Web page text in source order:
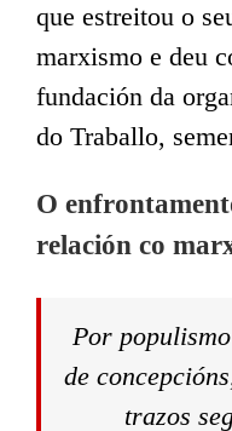
que estreitou o
marxismo e deu
fundación da
do Traballo,
O
relación co
Por
de
trazos